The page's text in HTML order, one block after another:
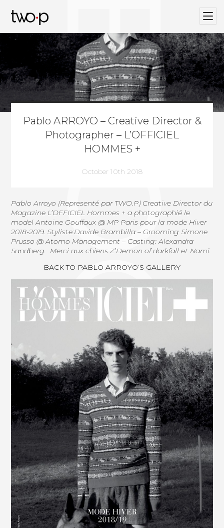
Pablo ARROYO – Creative Director &
Photographer – L’OFFICIEL
HOMMES +
October 10th 2018
Pablo Arroyo (Representé par TWO.P) Creative Director du
Magazine L’OFFICIEL Hommes + a photographié le
model Antoine Gouffaux @ MP Paris pour la mode Hiver
2018-2019. Styliste:Davide Brambilla – Grooming Simone
Prusso @ Atomo Management – Casting: Alexandra
Sandberg. Merci aux chiens Z’Demon of darkfall et Nami.
BACK TO PABLO ARROYO’S GALLERY
BLOG